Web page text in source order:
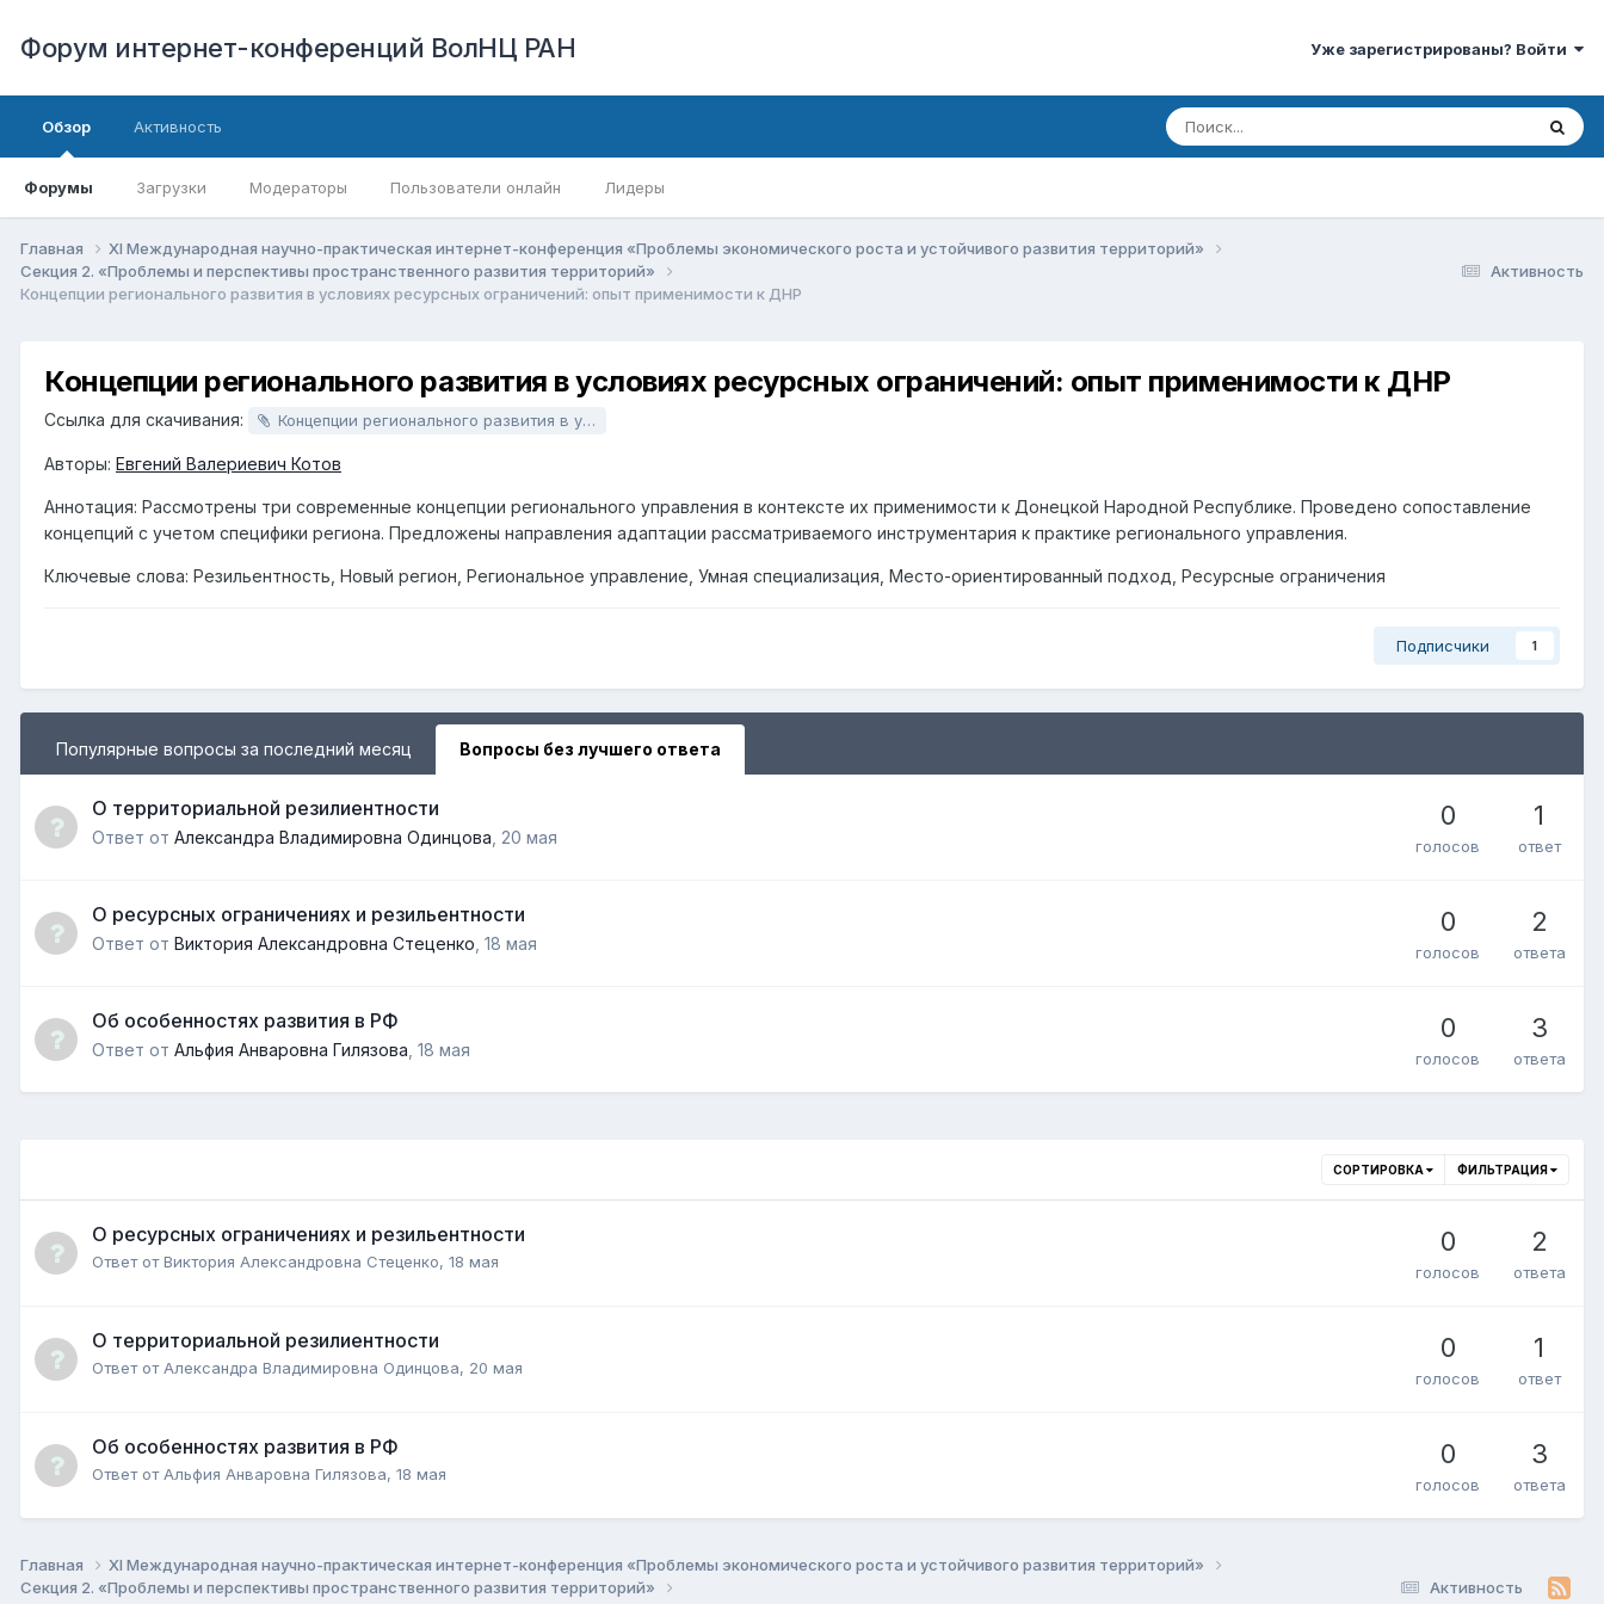
Форум интернет-конференций ВолНЦ РАН Уже зарегистрированы? Войти
Обзор
Форумы Загрузки Модераторы Пользователи онлайн Лидеры
Активность
Активность
Главная
XI Международная научно-практическая интернет-конференция «Проблемы экономического роста и устойчивого развития территорий»
Секция 2. «Проблемы и перспективы пространственного развития территорий»
Концепции регионального развития в условиях ресурсных ограничений: опыт применимости к ДНР
Концепции регионального развития в условиях ресурсных ограничений: опыт применимости к ДНР
Ссылка для скачивания: Концепции регионального развития в условиях ресурсных ограничений: опыт применимости к ДНР.docx
Авторы: Евгений Валериевич Котов
Аннотация: Рассмотрены три современные концепции регионального управления в контексте их применимости к Донецкой Народной Республике. Проведено сопоставление
концепций с учетом специфики региона. Предложены направления адаптации рассматриваемого инструментария к практике регионального управления.
Ключевые слова: Резильентность, Новый регион, Региональное управление, Умная специализация, Место-ориентированный подход, Ресурсные ограничения
Подписчики 1
Популярные вопросы за последний месяц Вопросы без лучшего ответа
О территориальной резилиентности
Ответ от Александра Владимировна Одинцова, 20 мая
0
голосов
1
ответ
О ресурсных ограничениях и резильентности
Ответ от Виктория Александровна Стеценко, 18 мая
0
голосов
2
ответа
Об особенностях развития в РФ
Ответ от Альфия Анваровна Гилязова, 18 мая
0
голосов
3
ответа
СОРТИРОВКА ФИЛЬТРАЦИЯ
О ресурсных ограничениях и резильентности
Ответ отВиктория Александровна Стеценко, 18 мая
0
голосов
2
ответа
О территориальной резилиентности
Ответ отАлександра Владимировна Одинцова, 20 мая
0
голосов
1
ответ
Об особенностях развития в РФ
Ответ отАльфия Анваровна Гилязова, 18 мая
0
голосов
3
ответа
Активность
Главная
XI Международная научно-практическая интернет-конференция «Проблемы экономического роста и устойчивого развития территорий»
Секция 2. «Проблемы и перспективы пространственного развития территорий»